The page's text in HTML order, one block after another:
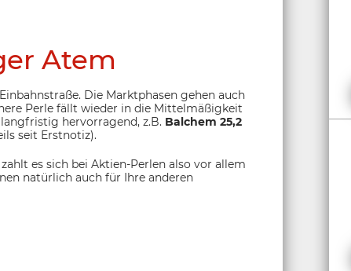
Atem
Die Marktphasen gehen auch
Perle fällt wieder in die Mittelmäßigkeit
hervorragend, z.B. Balchem 25,2
seit Erstnotiz).
es sich bei Aktien-Perlen also vor allem
natürlich auch für Ihre anderen